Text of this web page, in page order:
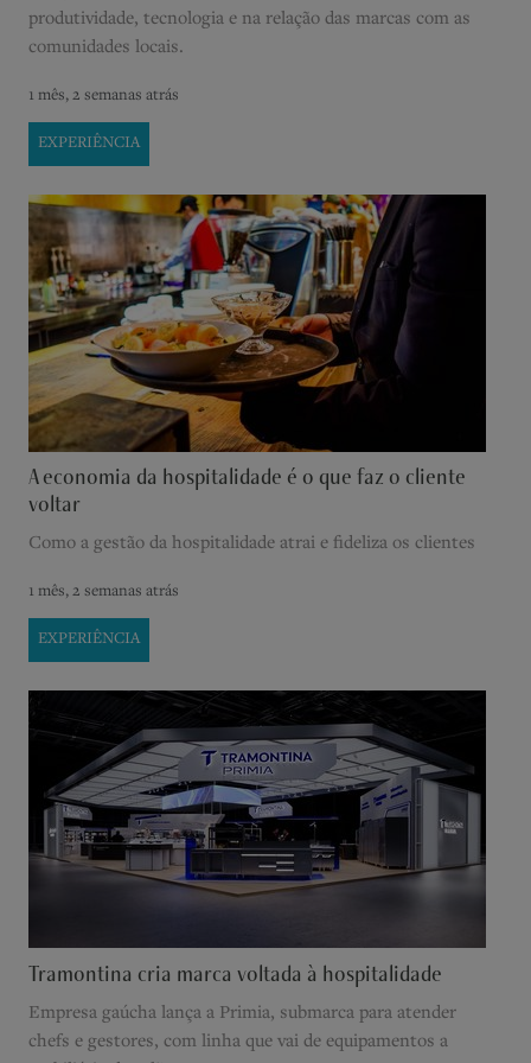
produtividade, tecnologia e na relação das marcas com as
comunidades locais.
1 mês, 2 semanas atrás
EXPERIÊNCIA
A economia da hospitalidade é o que faz o cliente
voltar
Como a gestão da hospitalidade atrai e fideliza os clientes
1 mês, 2 semanas atrás
EXPERIÊNCIA
Tramontina cria marca voltada à hospitalidade
Empresa gaúcha lança a Primia, submarca para atender
chefs e gestores, com linha que vai de equipamentos a